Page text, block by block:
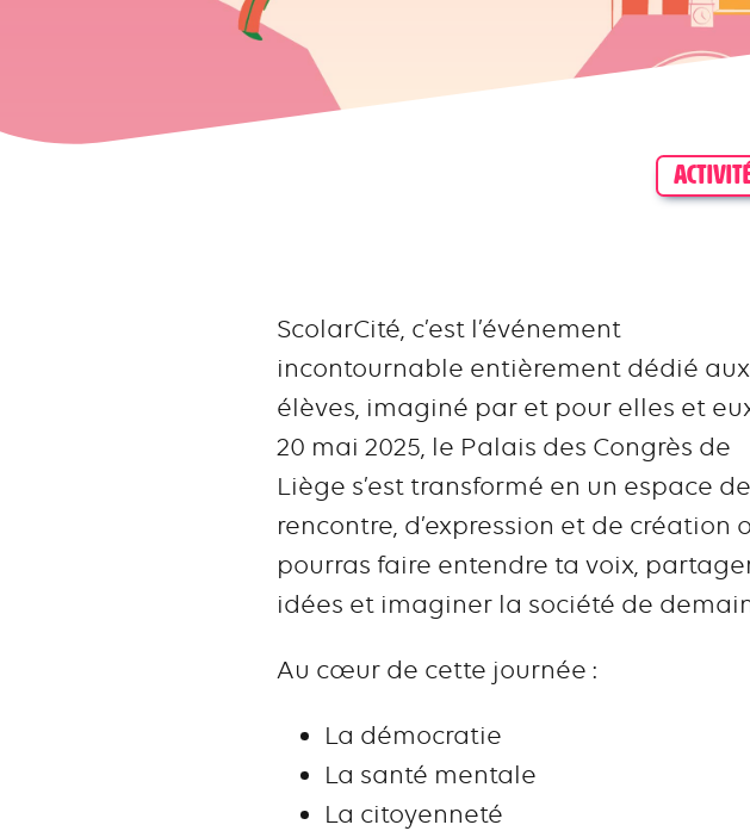
ScolarCité, c’est l’événement
incontournable entièrement dédié aux
élèves, imaginé par et pour elles et
20 mai 2025, le Palais des Congrès de
Liège s’est transformé en un espace de
rencontre, d’expression et de création
pourras faire entendre ta voix,
idées et imaginer la société de
Au cœur de cette journée :
La démocratie
La santé mentale
La citoyenneté